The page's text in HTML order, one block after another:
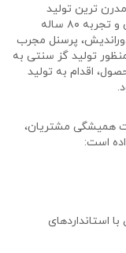
ترین تولید
کنندگان گز در کشور است، که با اتکاء به دانش و تجربه ۸۰ ساله
پرسنل مجرب
تولید گز سنتی به
اقدام به تولید
همیشگی مشتریان،
است:
استانداردهای